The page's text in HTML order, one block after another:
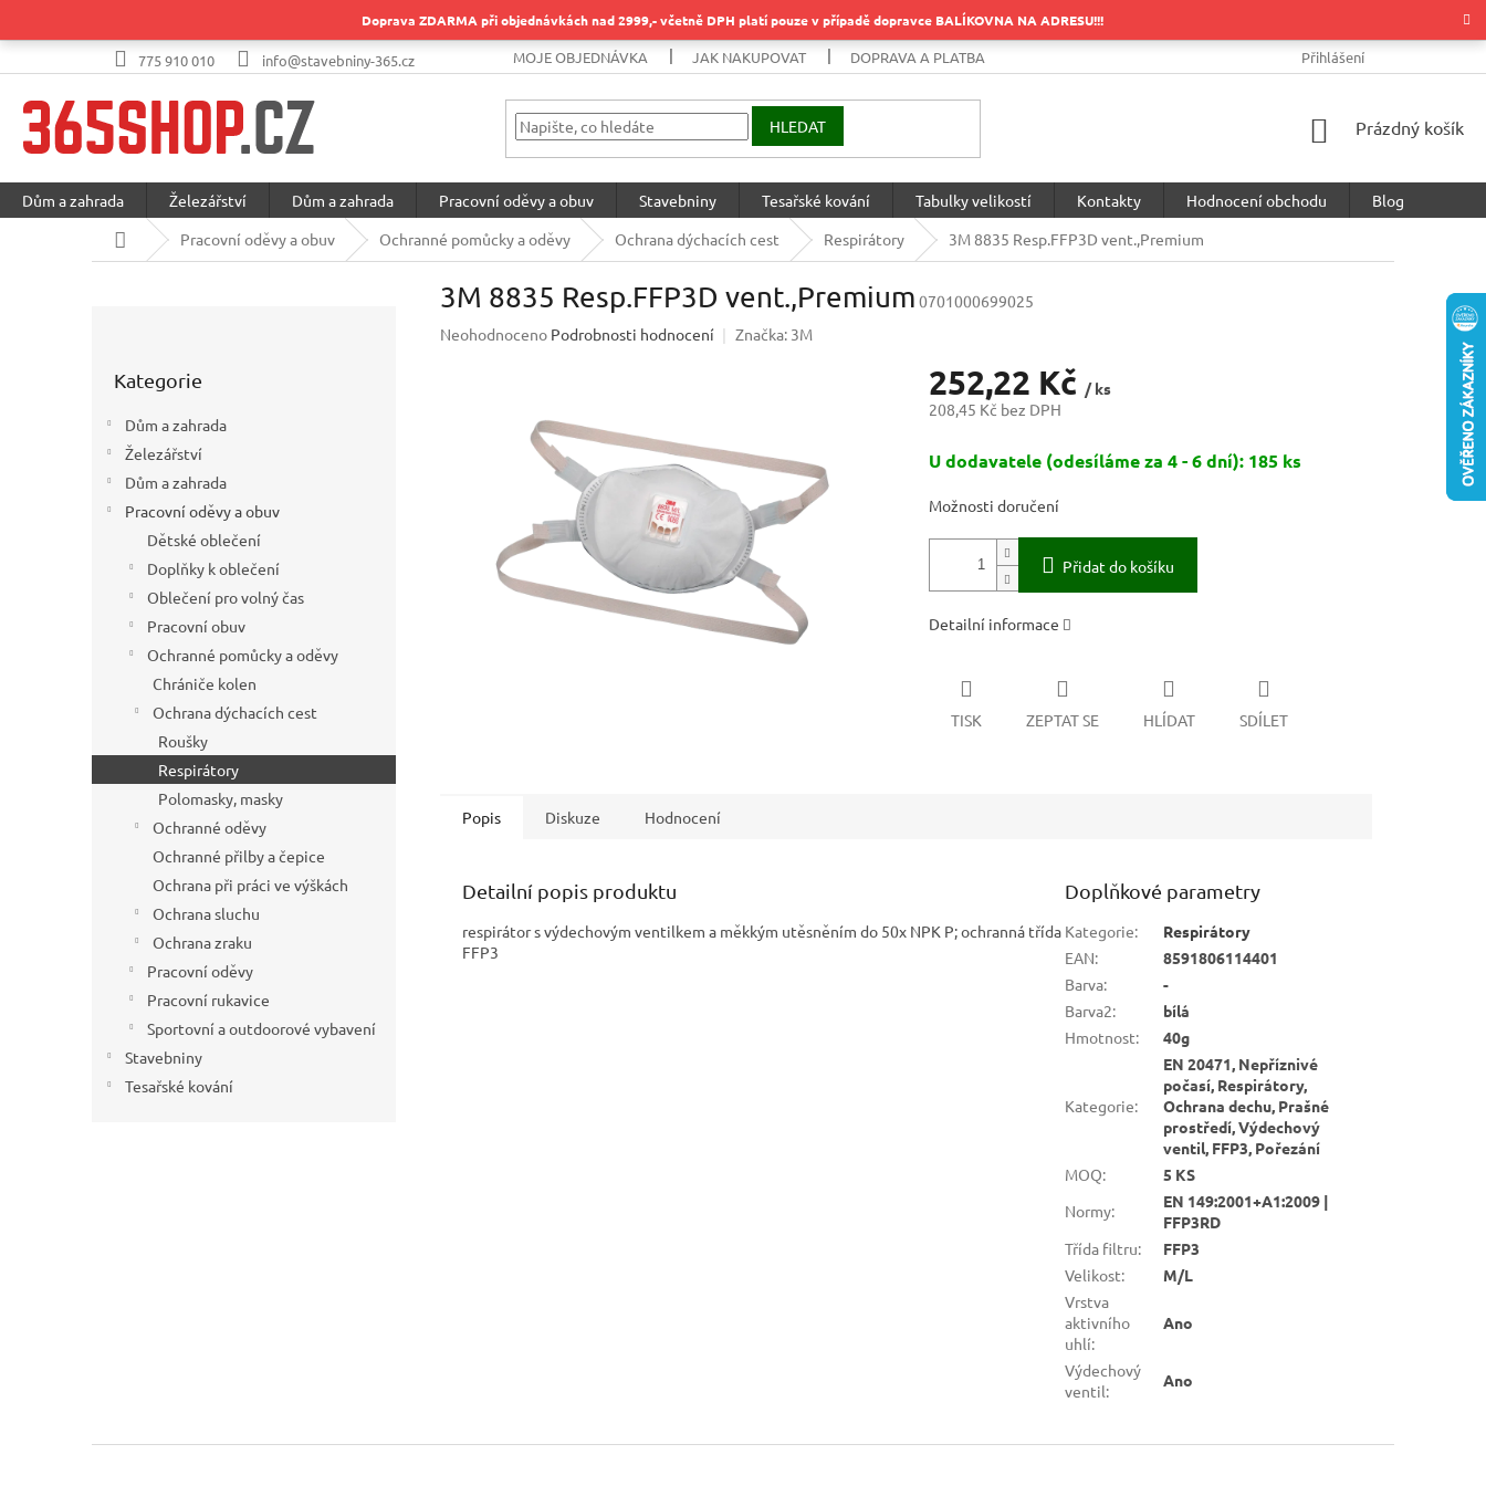
Doprava ZDARMA při objednávkách nad 2999,- včetně DPH platí pouze v případě dopravce BALÍKOVNA NA ADRESU!!!
775 910 010 info@stavebniny-365.cz MOJE OBJEDNÁVKA JAK NAKUPOVAT DOPRAVA A PLATBA PODMÍNKY OCHRANY OSOBNÍCH
Přihlášení
HLEDAT
NÁKUPNÍ
Prázdný košík
Dům a zahrada Železářství Dům a zahrada Pracovní oděvy a obuv Stavebniny Tesařské kování Tabulky velikostí Kontakty Hodnocení obchodu
Blog
Domů
Pracovní oděvy a obuv Ochranné pomůcky a oděvy Ochrana dýchacích cest Respirátory 3M 8835 Resp.FFP3D vent.,Premium
kategorie
Kategorie
Dům a zahrada
Železářství
Dům a zahrada
Pracovní oděvy a obuv
Dětské oblečení
Doplňky k oblečení
Oblečení pro volný čas
Pracovní obuv
Ochranné pomůcky a oděvy
Chrániče kolen
Ochrana dýchacích cest
Roušky
Respirátory
Polomasky, masky
Ochranné oděvy
Ochranné přilby a čepice
Ochrana při práci ve výškách
Ochrana sluchu
Ochrana zraku
Pracovní oděvy
Pracovní rukavice
Sportovní a outdoorové vybavení
Stavebniny
Tesařské kování
3M 8835 Resp.FFP3D vent.,Premium 0701000699025
Průměrné
Neohodnoceno Podrobnosti hodnocení Značka: 3M
252,22 Kč / ks
208,45 Kč bez DPH
cena:
U dodavatele (odesíláme za 4 - 6 dní): 185 ks
Možnosti doručení
Přidat do košíku
Detailní informace
TISK ZEPTAT SE HLÍDAT SDÍLET
Popis Diskuze Hodnocení
Detailní popis produktu
respirátor s výdechovým ventilkem a měkkým utěsněním do 50x NPK P; ochranná třída
FFP3
Doplňkové parametry
Kategorie:
Respirátory
EAN:
8591806114401
Barva:
-
Barva2:
bílá
Hmotnost: 40g
Kategorie:
EN 20471, Nepříznivé
počasí, Respirátory,
Ochrana dechu, Prašné
prostředí, Výdechový
ventil, FFP3, Pořezání
MOQ:
5 KS
Normy:
EN 149:2001+A1:2009 |
FFP3RD
Třída filtru:
FFP3
Velikost:
M/L
Vrstva
aktivního
uhlí:
Ano
Výdechový
ventil:
Ano